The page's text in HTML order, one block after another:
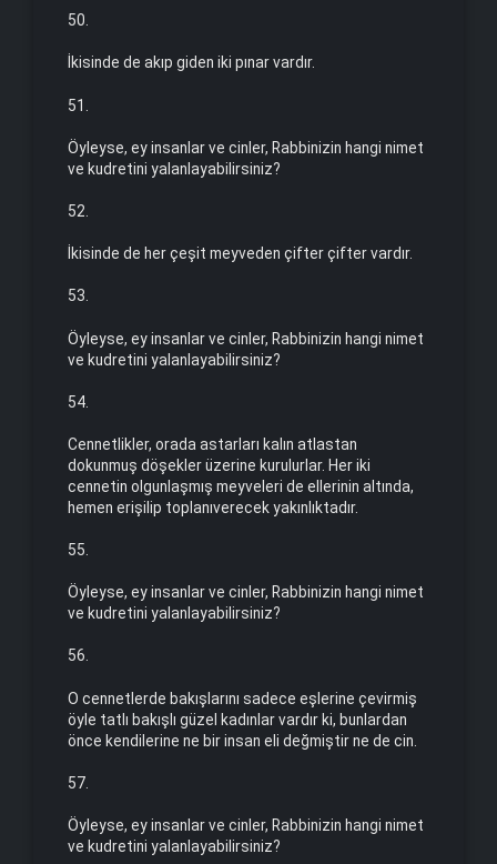
50.
İkisinde de akıp giden iki pınar vardır.
51.
Öyleyse, ey insanlar ve cinler, Rabbinizin hangi nimet
ve kud­retini yalanlayabilirsiniz?
52.
İkisinde de her çeşit meyveden çifter çifter vardır.
53.
Öyleyse, ey insanlar ve cinler, Rabbinizin hangi nimet
ve kud­retini yalanlayabilirsiniz?
54.
Cennetlikler, orada astarları kalın atlastan
dokunmuş dö­şekler üzerine kurulurlar. Her iki
cennetin olgunlaşmış meyveleri de ellerinin altında,
hemen erişilip toplanıverecek yakınlıktadır.
55.
Öyleyse, ey insanlar ve cinler, Rabbinizin hangi nimet
ve kudretini yalanlayabilirsiniz?
56.
O cennetlerde bakışlarını sadece eşlerine çevirmiş
öyle tatlı bakışlı güzel kadınlar vardır ki, bunlardan
önce kendilerine ne bir in­san eli değmiştir ne de cin.
57.
Öyleyse, ey insanlar ve cinler, Rabbinizin hangi nimet
ve kud­retini yalanlayabilirsiniz?